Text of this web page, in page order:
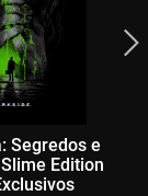
Segredos e
Edition